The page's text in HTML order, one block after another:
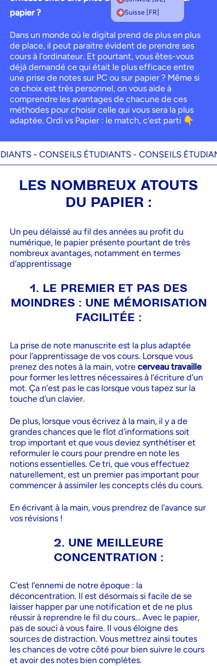
Suisse [FR]
papier ?
Dans un monde où le digital prend de plus en plus
de place, il peut paraitre évident de prendre ses
cours à l’ordinateur. Et pourtant, vous êtes-vous
déjà demandé ce qui était le plus efficace entre
une prise de notes sur PC ou sur papier ? Même si
ce choix est très personnel, on vous aide à
comprendre les avantages de chacune de ces
méthodes pour choisir celle qui vous sera la plus
adaptée. Ordi vs Papier : le match, c’est parti 👇
-CONSEILS ÉTUDIANTS -CONSEILS
LES NOMBREUX ATOUTS
DU PAPIER :
Un peu délaissé au fil des années au profit du
numérique, le papier présente pourtant de très
nombreux avantages, notamment en termes
d’apprentissage
1. LE PREMIER ET PAS DES
MOINDRES : UNE MÉMORISATION
FACILITÉE :
La prise de note manuscrite est la plus adaptée
pour l’apprentissage de vos cours. Lorsque vous
prenez des notes à la main, votrecerveau travaille
pour former les lettres nécessaires à l’écriture d’un
mot. Ça n’est pas le cas lorsque vous tapez sur la
touche d’un clavier.
De plus, lorsque vous écrivez à la main, il y a de
grandes chances que le flot d’informations soit
trop important et que vous deviez synthétiser et
reformuler le cours pour prendre en note les
notions essentielles. Ce tri, que vous effectuez
naturellement, est un premier pas important pour
commencer à assimiler les concepts clés du cours.
En écrivant à la main, vous prendrez de l’avance sur
vos révisions !
2. UNE MEILLEURE
CONCENTRATION :
C’est l’ennemi de notre époque : la
déconcentration. Il est désormais si facile de se
laisser happer par une notification et de ne plus
réussir à reprendre le fil du cours… Avec le papier,
pas de souci à vous faire. Il vous éloigne des
sources de distraction. Vous mettrez ainsi toutes
les chances de votre côté pour bien suivre le cours
et avoir des notes bien complètes.